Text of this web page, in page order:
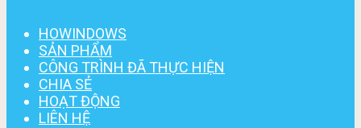
HOWINDOWS
SẢN PHẨM
CÔNG TRÌNH ĐÃ THỰC HIỆN
CHIA SẺ
HOẠT ĐỘNG
LIÊN HỆ